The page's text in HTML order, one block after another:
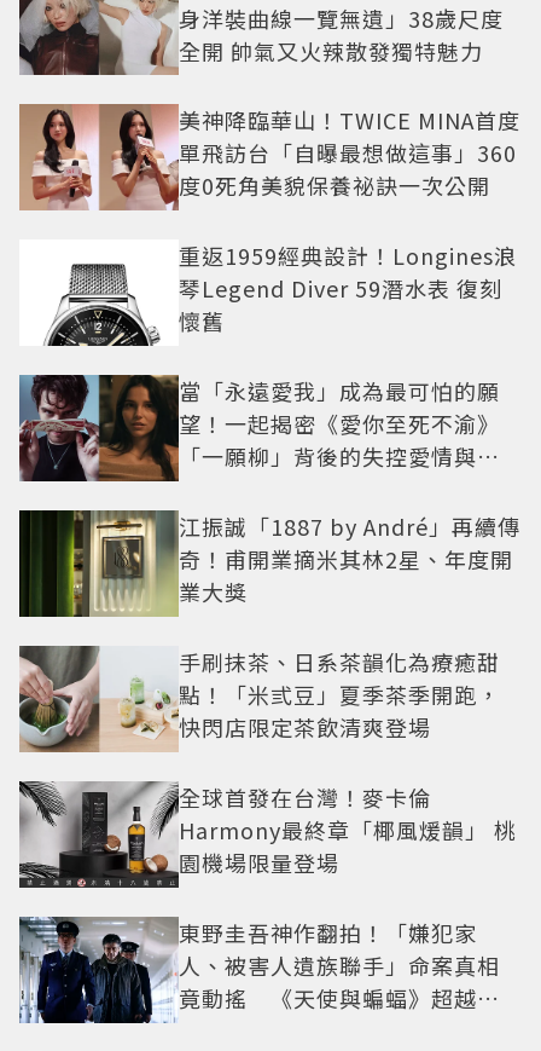
身洋裝曲線一覽無遺」38歲尺度
全開 帥氣又火辣散發獨特魅力
美神降臨華山！TWICE MINA首度
單飛訪台「自曝最想做這事」360
度0死角美貌保養祕訣一次公開
重返1959經典設計！Longines浪
琴Legend Diver 59潛水表 復刻
懷舊
當「永遠愛我」成為最可怕的願
望！一起揭密《愛你至死不渝》
「一願柳」背後的失控愛情與爆
江振誠「1887 by André」再續傳
奇！甫開業摘米其林2星、年度開
業大獎
手刷抹茶、日系茶韻化為療癒甜
點！「米弎豆」夏季茶季開跑，
快閃店限定茶飲清爽登場
全球首發在台灣！麥卡倫
Harmony最終章「椰風煖韻」 桃
園機場限量登場
東野圭吾神作翻拍！「嫌犯家
人、被害人遺族聯手」命案真相
竟動搖 《天使與蝙蝠》超越懸